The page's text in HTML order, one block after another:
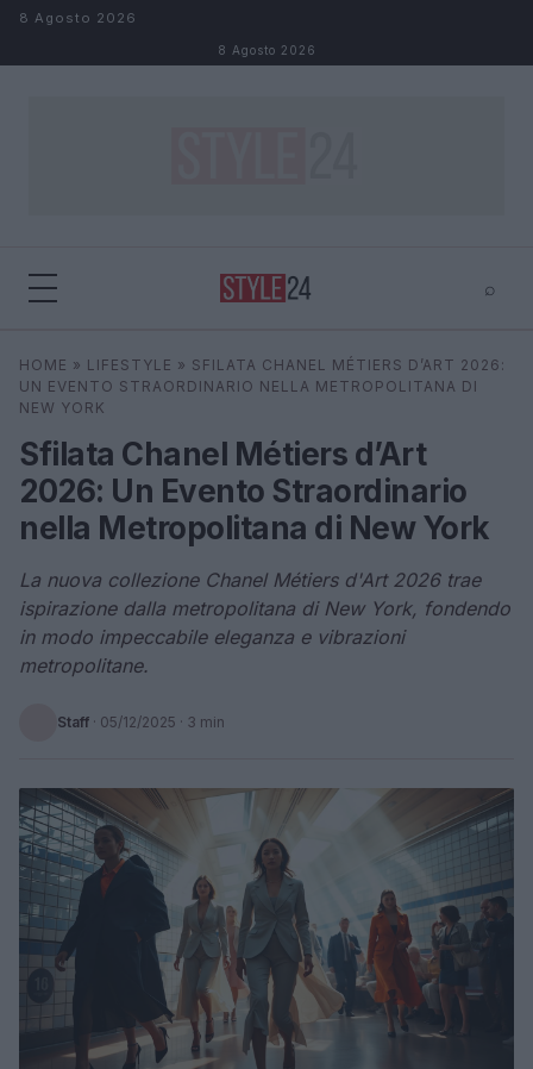
Salta al contenuto
8 Agosto 2026
8 Agosto 2026
⌕
Cerca ⌕ ×
HOME » LIFESTYLE » SFILATA CHANEL MÉTIERS D’ART 2026:
UN EVENTO STRAORDINARIO NELLA METROPOLITANA DI
NEW YORK
Sfilata Chanel Métiers d’Art
2026: Un Evento Straordinario
nella Metropolitana di New York
La nuova collezione Chanel Métiers d'Art 2026 trae
ispirazione dalla metropolitana di New York, fondendo
in modo impeccabile eleganza e vibrazioni
metropolitane.
Staff · 05/12/2025 · 3 min